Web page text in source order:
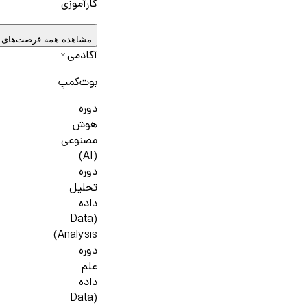
کارآموزی
مشاهده همه
آکادمی
بوت‌کمپ
دوره
هوش
مصنوعی
(AI)
دوره
تحلیل
داده
(Data
Analysis)
دوره
علم
داده
(Data